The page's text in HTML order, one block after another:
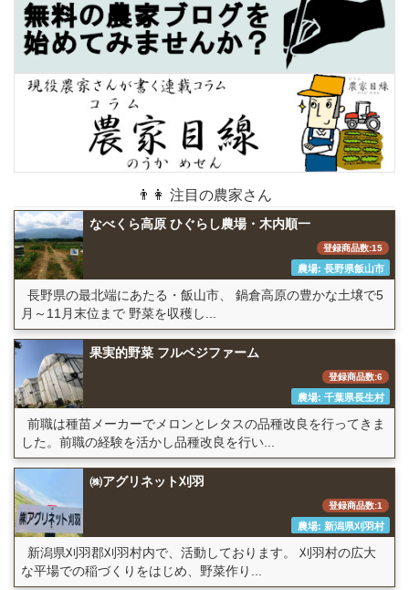
👨👩 注目の農家さん
なべくら高原 ひぐらし農場・木内順一
登録商品数:15
農場: 長野県飯山市
長野県の最北端にあたる・飯山市、 鍋倉高原の豊かな土壌で5
月～11月末位まで 野菜を収穫し...
果実的野菜 フルベジファーム
登録商品数:6
農場: 千葉県長生村
前職は種苗メーカーでメロンとレタスの品種改良を行ってきま
した。前職の経験を活かし品種改良を行い...
㈱アグリネット刈羽
登録商品数:1
農場: 新潟県刈羽村
新潟県刈羽郡刈羽村内で、活動しております。 刈羽村の広大
な平場での稲づくりをはじめ、野菜作り...